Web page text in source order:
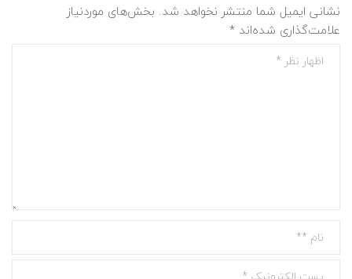
نشانی ایمیل شما منتشر نخواهد شد. بخش‌های موردنیاز
علامت‌گذاری شده‌اند *